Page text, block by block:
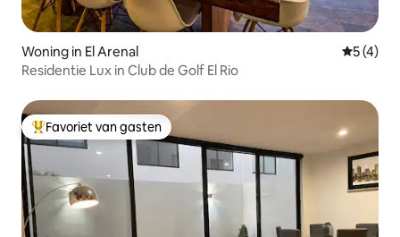
Woning in El Arenal
5 (4)
Residentie Lux in Club de Golf El Rio
Topfavoriet van gasten
Favoriet van gasten